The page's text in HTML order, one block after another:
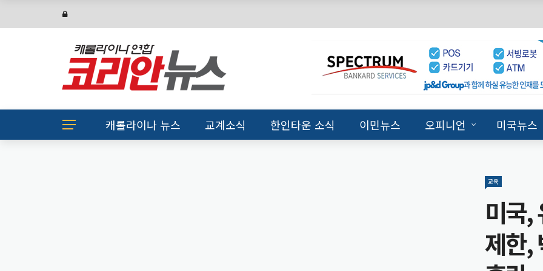
캐롤라이나 뉴스 교계소식 한인타운 소식 이민뉴스 오피니언 미국뉴스
교육
미국,
제한,
지구촌소식
미국,
행
미국뉴스
미국,
박사
미국뉴스
NC
‘트럼
미국뉴스
텍사
U.S.